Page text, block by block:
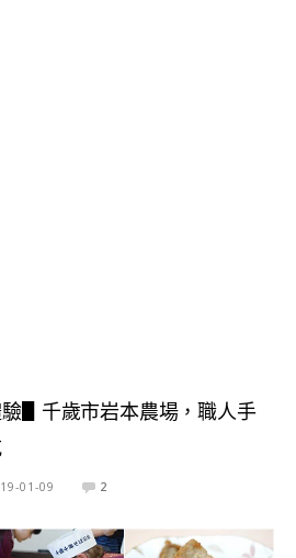
▋千歲市岩本農場，職人手
01-09 2